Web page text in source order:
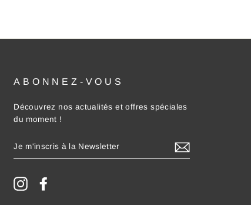
ABONNEZ-VOUS
Découvrez nos actualités et offres spéciales
du moment !
M'INSCRIS
À
NEWSLETTER
Instagram